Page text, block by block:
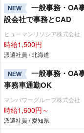
NEW
一般事務・OA
設会社で事務とCAD
ヒューマンリソシア株式会社
時給1,500円
派遣社員 / 北海道
NEW
一般事務・OA
事務車通勤OK
マンパワーグループ株式会社
時給1,600円～
派遣社員 / 愛知県